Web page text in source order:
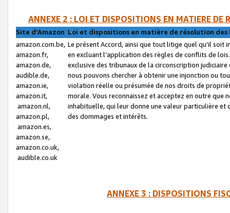
ANNEXE 2 : LOI ET DISPOSITIONS EN MATIERE DE
Site d’Amazon Loi et dispositions en matière de résolution
amazon.com.be,
amazon.fr,
amazon.de,
audible.de,
amazon.ie,
amazon.it,
amazon.nl,
amazon.pl,
amazon.es,
amazon.se,
amazon.co.uk,
audible.co.uk
Le présent Accord, ainsi que tout litige quel qu’il soit
en excluant l’application des règles de conflits de
exclusive des tribunaux de la circonscription
nous pouvons chercher à obtenir une injonction ou
violation réelle ou présumée de nos droits de
morale. Vous reconnaissez et acceptez en outre que
inhabituelle, qui leur donne une valeur particulière
des dommages et intérêts.
ANNEXE 3 : DISPOSITIONS